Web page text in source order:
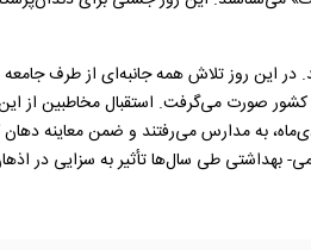
گردید. در این روز تلاش همه جانبه‌ای از طرف
صورت می‌گرفت. استقبال مخاطبین از
به مدارس می‌رفتند و ضمن معاینه
بهداشتی طی سال‌ها تأثیر به سزایی در